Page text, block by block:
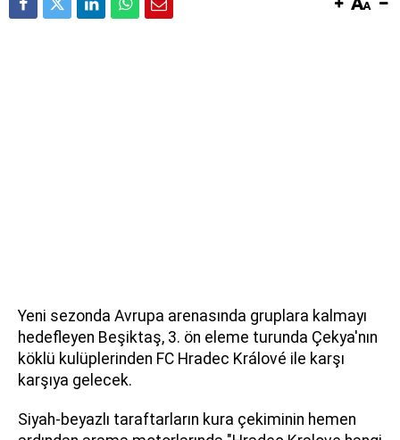
Yeni sezonda Avrupa arenasında gruplara kalmayı
hedefleyen Beşiktaş, 3. ön eleme turunda Çekya'nın
köklü kulüplerinden FC Hradec Králové ile karşı
karşıya gelecek.
Siyah-beyazlı taraftarların kura çekiminin hemen